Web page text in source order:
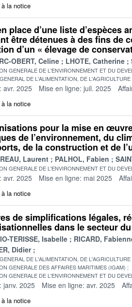
la notice
place d’une liste d’espèces
être détenues à des fins de
d’un « élevage de
OBERT, Celine LHOTE, Catherine
GENERALE DE L'ENVIRONNEMENT ET DU
DE L'ALIMENTATION, DE
avr. 2025 Mise en ligne: juil. 2025
la notice
pour la mise en
de l’environnement, du
de la construction et de
Laurent PALHOL, Fabien
GENERALE DE L'ENVIRONNEMENT ET DU
avr. 2025 Mise en ligne: mai 2025
la notice
de simplifications légales,
dans le secteur
TERISSE, Isabelle RICARD,
Didier
DE L'ALIMENTATION, DE
GENERALE DES AFFAIRES MARITIMES (IGAM)
GENERALE DE L'ENVIRONNEMENT ET DU
janv. 2025 Mise en ligne: avr. 2025
la notice